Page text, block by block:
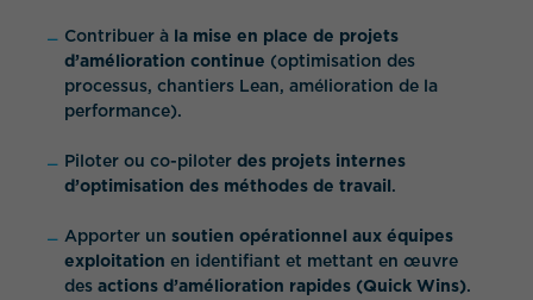
Contribuer à la mise en place de projets
d’amélioration continue (optimisation des
processus, chantiers Lean, amélioration de la
performance).
Piloter ou co-piloter des projets internes
d’optimisation des méthodes de travail.
Apporter un soutien opérationnel aux équipes
exploitation en identifiant et mettant en œuvre
des actions d’amélioration rapides (Quick Wins).